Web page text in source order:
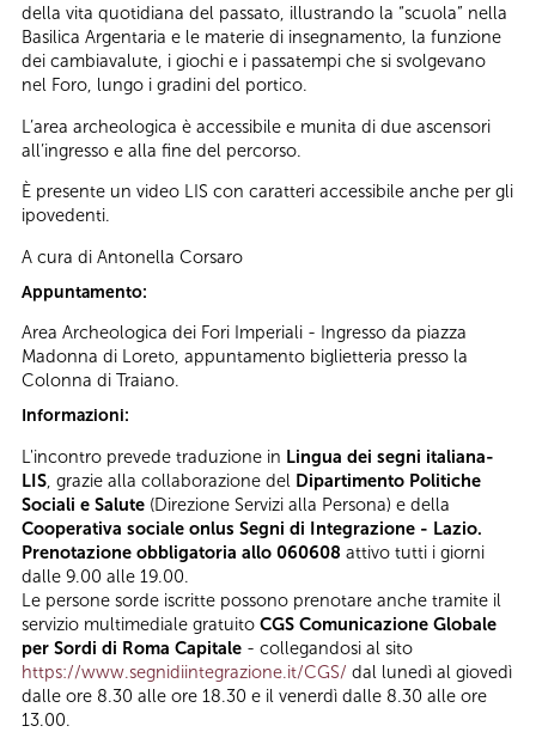
della vita quotidiana del passato, illustrando la “scuola” nella
Basilica Argentaria e le materie di insegnamento, la funzione
dei cambiavalute, i giochi e i passatempi che si svolgevano
nel Foro, lungo i gradini del portico.
L’area archeologica è accessibile e munita di due ascensori
all’ingresso e alla fine del percorso.
È presente un video LIS con caratteri accessibile anche per gli
ipovedenti.
A cura di Antonella Corsaro
Appuntamento:
Area Archeologica dei Fori Imperiali - Ingresso da piazza
Madonna di Loreto, appuntamento biglietteria presso la
Colonna di Traiano.
Informazioni:
L'incontro prevede traduzione in Lingua dei segni italiana-
LIS, grazie alla collaborazione del Dipartimento Politiche
Sociali e Salute (Direzione Servizi alla Persona) e della
Cooperativa sociale onlus Segni di Integrazione - Lazio.
Prenotazione obbligatoria allo 060608 attivo tutti i giorni
dalle 9.00 alle 19.00.
Le persone sorde iscritte possono prenotare anche tramite il
servizio multimediale gratuito CGS Comunicazione Globale
per Sordi di Roma Capitale - collegandosi al sito
https://www.segnidiintegrazione.it/CGS/ dal lunedì al giovedì
dalle ore 8.30 alle ore 18.30 e il venerdì dalle 8.30 alle ore
13.00.